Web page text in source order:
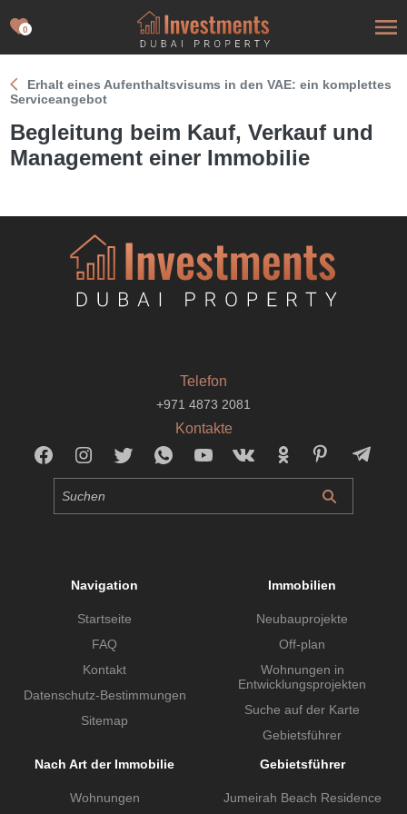
0
Erhalt eines Aufenthaltsvisums in den VAE: ein komplettes
Serviceangebot
Begleitung beim Kauf, Verkauf und
Management einer Immobilie
Telefon
+971 4873 2081
Kontakte
Navigation
Startseite
FAQ
Kontakt
Datenschutz-Bestimmungen
Sitemap
Immobilien
Neubauprojekte
Off-plan
Wohnungen in
Entwicklungsprojekten
Suche auf der Karte
Gebietsführer
Nach Art der Immobilie
Wohnungen
Gebietsführer
Jumeirah Beach Residence